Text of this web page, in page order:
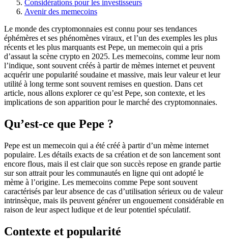
Considérations pour les investisseurs
Avenir des memecoins
Le monde des cryptomonnaies est connu pour ses tendances
éphémères et ses phénomènes viraux, et l’un des exemples les plus
récents et les plus marquants est Pepe, un memecoin qui a pris
d’assaut la scène crypto en 2025. Les memecoins, comme leur nom
l’indique, sont souvent créés à partir de mèmes internet et peuvent
acquérir une popularité soudaine et massive, mais leur valeur et leur
utilité à long terme sont souvent remises en question. Dans cet
article, nous allons explorer ce qu’est Pepe, son contexte, et les
implications de son apparition pour le marché des cryptomonnaies.
Qu’est-ce que Pepe ?
Pepe est un memecoin qui a été créé à partir d’un mème internet
populaire. Les détails exacts de sa création et de son lancement sont
encore flous, mais il est clair que son succès repose en grande partie
sur son attrait pour les communautés en ligne qui ont adopté le
mème à l’origine. Les memecoins comme Pepe sont souvent
caractérisés par leur absence de cas d’utilisation sérieux ou de valeur
intrinsèque, mais ils peuvent générer un engouement considérable en
raison de leur aspect ludique et de leur potentiel spéculatif.
Contexte et popularité